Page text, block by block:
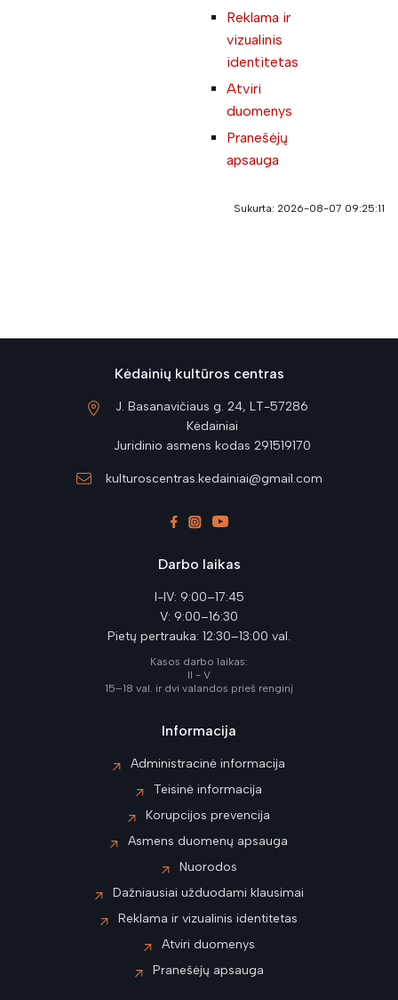
Reklama ir
vizualinis
identitetas
Atviri
duomenys
Pranešėjų
apsauga
Sukurta: 2026-08-07 09:25:11
Kėdainių kultūros centras
J. Basanavičiaus g. 24, LT-57286
Kėdainiai
Juridinio asmens kodas 291519170
kulturoscentras.kedainiai@gmail.com
Darbo laikas
I-IV: 9:00–17:45
V: 9:00–16:30
Pietų pertrauka: 12:30–13:00 val.
Kasos darbo laikas:
II - V
15–18 val. ir dvi valandos prieš renginį
Informacija
Administracinė informacija
Teisinė informacija
Korupcijos prevencija
Asmens duomenų apsauga
Nuorodos
Dažniausiai užduodami klausimai
Reklama ir vizualinis identitetas
Atviri duomenys
Pranešėjų apsauga